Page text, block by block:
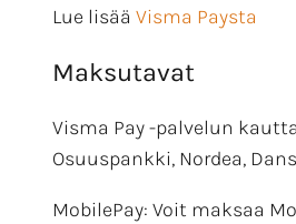
Lue lisää Visma Paysta
Maksutavat
Visma Pay -palvelun
Osuuspankki, Nordea,
MobilePay: Voit maksaa